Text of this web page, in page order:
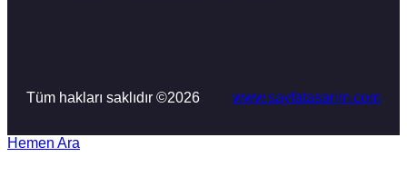
Tüm hakları saklıdır ©2026 www.sayfatasarim.com
Hemen Ara